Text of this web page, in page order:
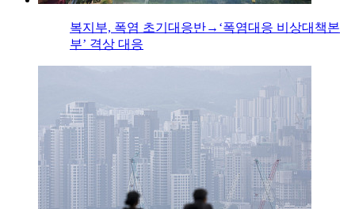
복지부, 폭염 초기대응반→‘폭염대응 비상대책본
부’ 격상 대응